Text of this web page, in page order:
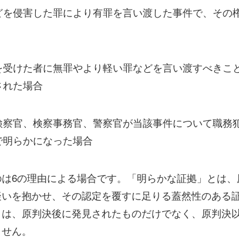
侵害した罪により有罪を言い渡した事件で、その
けた者に無罪やより軽い罪などを言い渡すべきこ
た場合
官、検察事務官、警察官が当該事件について職務
らかになった場合
6の理由による場合です。「明らかな証拠」とは
を抱かせ、その認定を覆すに足りる蓋然性のある
は、原判決後に発見されたものだけでなく、原判決
ん。